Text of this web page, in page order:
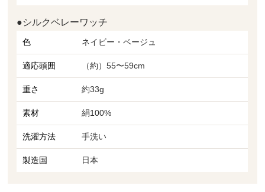
●シルクベレーワッチ
色 ネイビー・ベージュ
適応頭囲 （約）55〜59cm
重さ 約33g
素材 絹100%
洗濯方法 手洗い
製造国 日本